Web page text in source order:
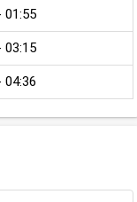
01:55
03:15
04:36